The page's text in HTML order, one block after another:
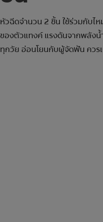
หัวฉีดจำนวน 2 ชิ้น ใช้ร่วมกับไ
ของตัวแทงค์ แรงดันจากพลังน้
ทุกวัย อ่อนโยนกับผู้จัดฟัน ควร